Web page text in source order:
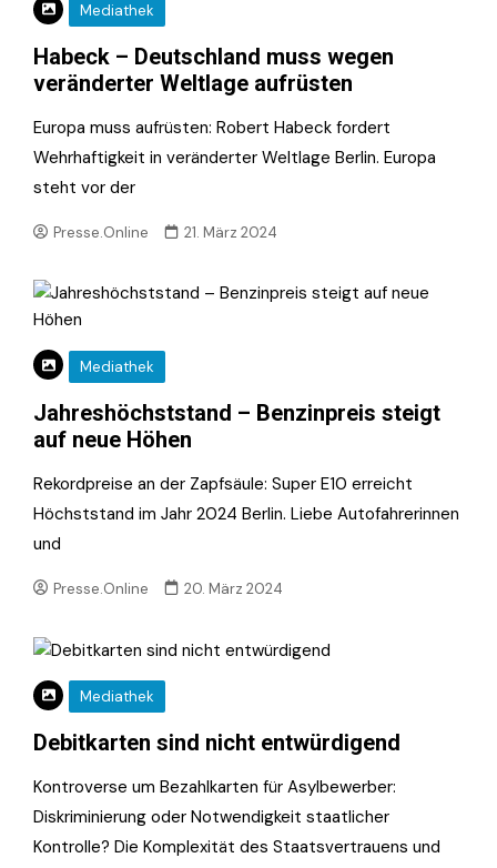
Mediathek
Habeck – Deutschland muss wegen
veränderter Weltlage aufrüsten
Europa muss aufrüsten: Robert Habeck fordert
Wehrhaftigkeit in veränderter Weltlage Berlin. Europa
steht vor der
Presse.Online 21. März 2024
Mediathek
Jahreshöchststand – Benzinpreis steigt
auf neue Höhen
Rekordpreise an der Zapfsäule: Super E10 erreicht
Höchststand im Jahr 2024 Berlin. Liebe Autofahrerinnen
und
Presse.Online 20. März 2024
Mediathek
Debitkarten sind nicht entwürdigend
Kontroverse um Bezahlkarten für Asylbewerber:
Diskriminierung oder Notwendigkeit staatlicher
Kontrolle? Die Komplexität des Staatsvertrauens und